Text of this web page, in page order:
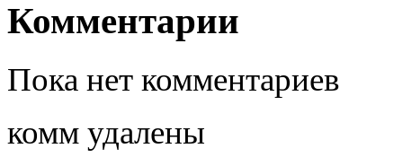
Комментарии
Пока нет комментариев
комм удалены